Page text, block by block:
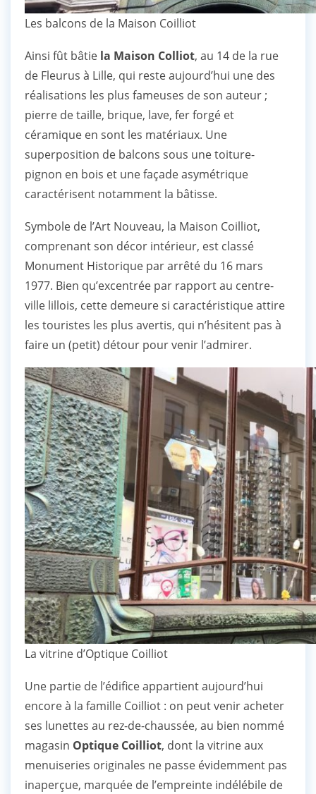
Les balcons de la Maison Coilliot
Ainsi fût bâtie la Maison Colliot, au 14 de la rue
de Fleurus à Lille, qui reste aujourd’hui une des
réalisations les plus fameuses de son auteur ;
pierre de taille, brique, lave, fer forgé et
céramique en sont les matériaux. Une
superposition de balcons sous une toiture-
pignon en bois et une façade asymétrique
caractérisent notamment la bâtisse.
Symbole de l’Art Nouveau, la Maison Coilliot,
comprenant son décor intérieur, est classé
Monument Historique par arrêté du 16 mars
1977. Bien qu’excentrée par rapport au centre-
ville lillois, cette demeure si caractéristique attire
les touristes les plus avertis, qui n’hésitent pas à
faire un (petit) détour pour venir l’admirer.
La vitrine d’Optique Coilliot
Une partie de l’édifice appartient aujourd’hui
encore à la famille Coilliot : on peut venir acheter
ses lunettes au rez-de-chaussée, au bien nommé
magasin Optique Coilliot, dont la vitrine aux
menuiseries originales ne passe évidemment pas
inaperçue, marquée de l’empreinte indélébile de